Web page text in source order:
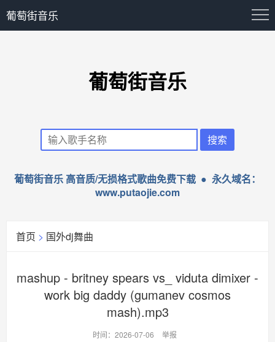
葡萄街音乐
葡萄街音乐
葡萄街音乐 高音质/无损格式歌曲免费下载 ● 永久域名：
www.putaojie.com
首页 > 国外dj舞曲
mashup - britney spears vs_ viduta dimixer -
work big daddy (gumanev cosmos
mash).mp3
时间：2026-07-06 举报